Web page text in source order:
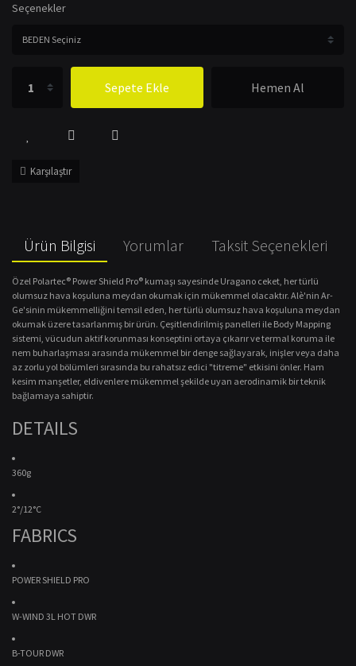
Seçenekler
Sepete Ekle Hemen Al
Karşılaştır
Ürün Bilgisi Yorumlar Taksit Seçenekleri
Özel Polartec® Power Shield Pro® kumaşı sayesinde Uragano ceket, her türlü
olumsuz hava koşuluna meydan okumak için mükemmel olacaktır. Alè'nin Ar-
Ge'sinin mükemmelliğini temsil eden, her türlü olumsuz hava koşuluna meydan
okumak üzere tasarlanmış bir ürün. Çeşitlendirilmiş panelleri ile Body Mapping
sistemi, vücudun aktif korunması konseptini ortaya çıkarır ve termal koruma ile
nem buharlaşması arasında mükemmel bir denge sağlayarak, inişler veya daha
az zorlu yol bölümleri sırasında bu rahatsız edici "titreme" etkisini önler. Ham
kesim manşetler, eldivenlere mükemmel şekilde uyan aerodinamik bir teknik
bağlamaya sahiptir.
DETAILS
360g
2°/12°C
FABRICS
POWER SHIELD PRO
W-WIND 3L HOT DWR
B-TOUR DWR